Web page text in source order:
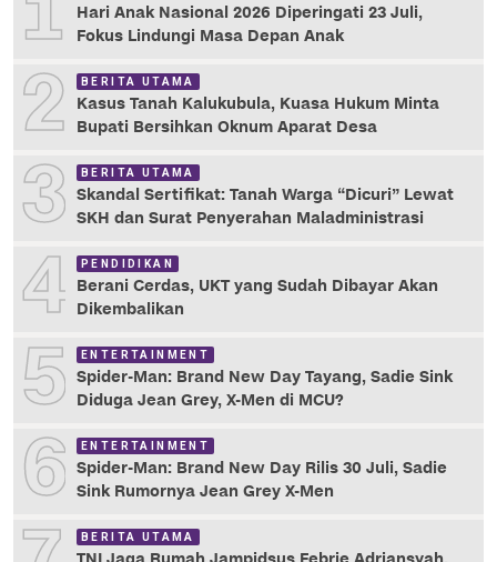
Hari Anak Nasional 2026 Diperingati 23 Juli,
Fokus Lindungi Masa Depan Anak
2 BERITA UTAMA
Kasus Tanah Kalukubula, Kuasa Hukum Minta
Bupati Bersihkan Oknum Aparat Desa
3 BERITA UTAMA
Skandal Sertifikat: Tanah Warga “Dicuri” Lewat
SKH dan Surat Penyerahan Maladministrasi
4 PENDIDIKAN
Berani Cerdas, UKT yang Sudah Dibayar Akan
Dikembalikan
5 ENTERTAINMENT
Spider-Man: Brand New Day Tayang, Sadie Sink
Diduga Jean Grey, X-Men di MCU?
6 ENTERTAINMENT
Spider-Man: Brand New Day Rilis 30 Juli, Sadie
Sink Rumornya Jean Grey X-Men
BERITA UTAMA